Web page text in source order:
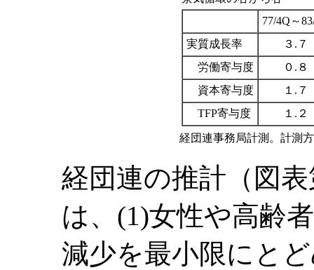
77/4Q～
実質成長率
３.７
労働寄与度
０.８
資本寄与度
１.７
TFP寄与度
１.２
経団連事務局計測。計測
経団連の推計（図
は、(1)女性や高齢
減少を最小限にと